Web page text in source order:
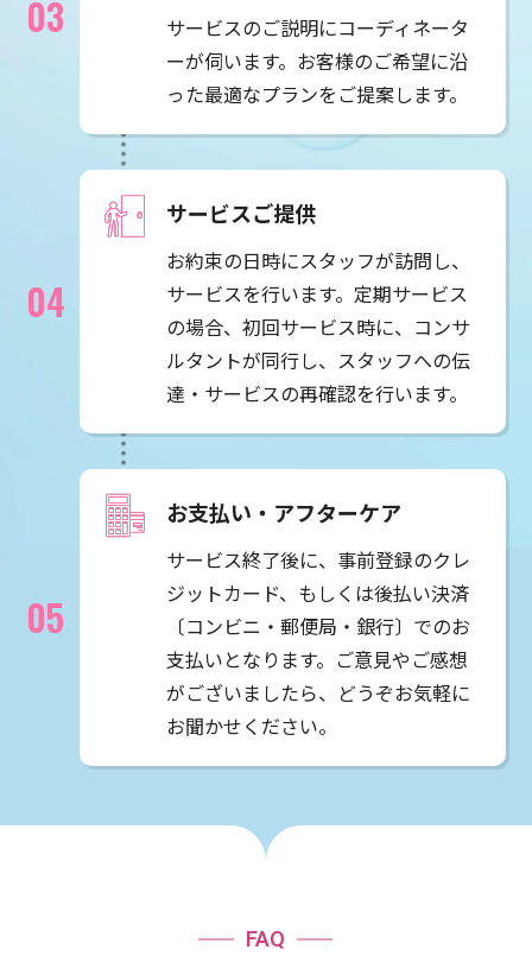
サービスのご説明にコーディネータ
ーが伺います。お客様のご希望に沿
った最適なプランをご提案します。
サービスご提供
お約束の日時にスタッフが訪問し、
サービスを行います。定期サービス
の場合、初回サービス時に、コンサ
ルタントが同行し、スタッフへの伝
達・サービスの再確認を行います。
お支払い・アフターケア
サービス終了後に、事前登録のクレ
ジットカード、もしくは後払い決済
〔コンビニ・郵便局・銀行〕でのお
支払いとなります。ご意見やご感想
がございましたら、どうぞお気軽に
お聞かせください。
FAQ